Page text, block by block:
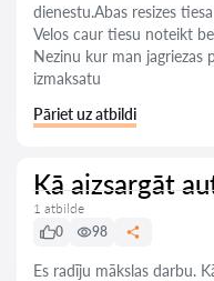
dienestu.Abas resizes
Velos caur tiesu noteikt
Nezinu kur man jagriezas
izmaksatu
Pāriet uz atbildi
Kā aizsargāt
1 atbilde
0
98
Es radīju mākslas darbu.